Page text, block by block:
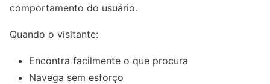
comportamento do usuário.
Quando o visitante:
Encontra facilmente o que procura
Navega sem esforço